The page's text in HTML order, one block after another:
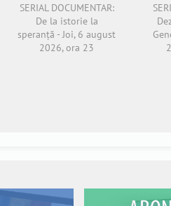
SERIAL DOCUMENTAR:
De la istorie la
speranță - Joi, 6 august
2026, ora 23